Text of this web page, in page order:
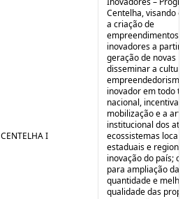
CENTELHA I
Centelha, visando
a criação de
empreendimentos
inovadores a partir
geração de novas
disseminar a
empreendedorismo
inovador em todo
nacional,
mobilização e a
institucional dos
ecossistemas
estaduais e
inovação do país;
para ampliação da
quantidade e
qualidade das